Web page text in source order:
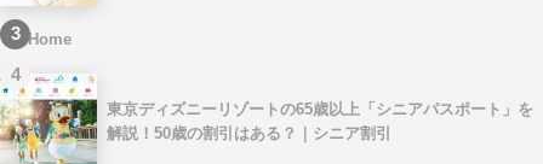
3 Home
4
東京ディズニーリゾートの65歳以上「シニアパスポート」を
解説！50歳の割引はある？｜シニア割引